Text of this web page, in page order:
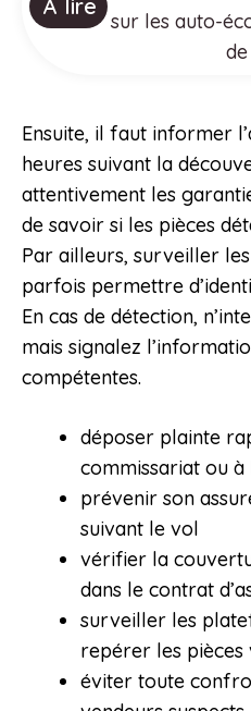
À lire
sur les auto-
Ensuite, il faut informer
heures suivant la
attentivement les
de savoir si les pièces
Par ailleurs, surveiller
parfois permettre
En cas de détection,
mais signalez
compétentes.
déposer plainte
commissariat ou
prévenir son
suivant le vol
vérifier la
dans le contrat
surveiller les
repérer les pièces
éviter toute